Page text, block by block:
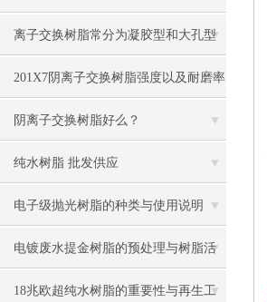
用领域
离子交换树脂常分为凝胶型和大孔型
两类
201X7阴离子交换树脂强度以及耐磨率
阴离子交换树脂好么？
纯水树脂 批发供应
电子级抛光树脂的种类与使用说明
电镀废水提金树脂的预处理与树脂活
化
18兆欧超纯水树脂的重要性与再生工